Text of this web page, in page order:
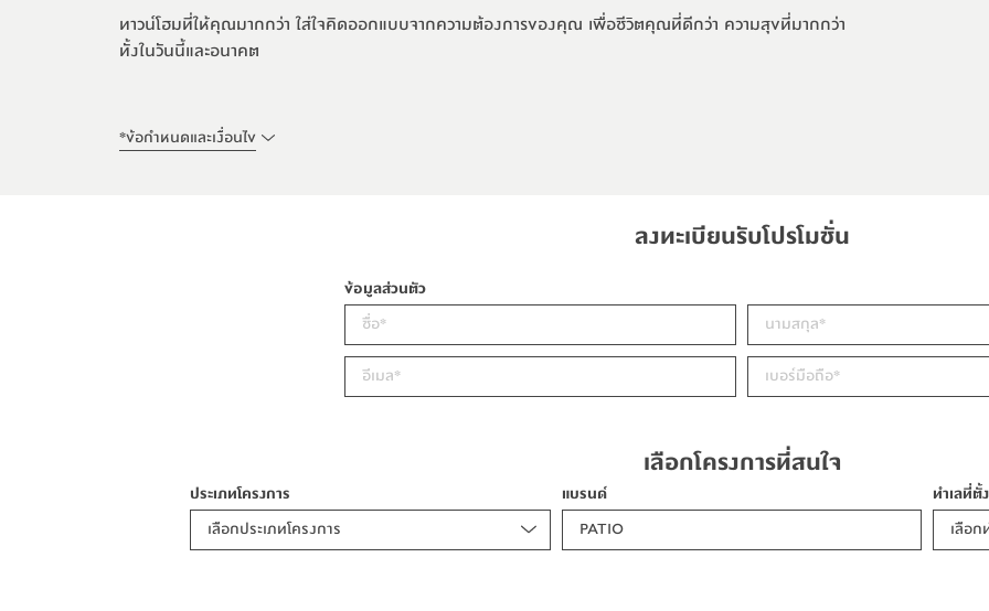
ทาวน์โฮมที่ให้คุณมากกว่า ใส่ใจคิดออกแบบจากความต้องการของคุณ เพื่อชีวิตคุณที่ดีกว่า ความสุขที่มากกว่า
ทั้งในวันนี้และอนาคต
*ข้อกำหนดและเงื่อนไข
ลงทะเบียนรับโปรโมชั่น
ข้อมูลส่วนตัว
เลือกโครงการที่สนใจ
ประเภทโครงการ
เลือกประเภทโครงการ
แบรนด์
PATIO
ทำเลที่ตั้ง
เลือก